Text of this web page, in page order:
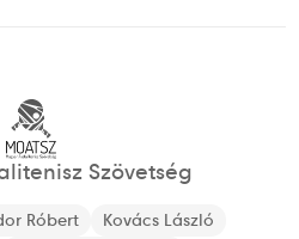
Szövetség
Róbert Kovács László